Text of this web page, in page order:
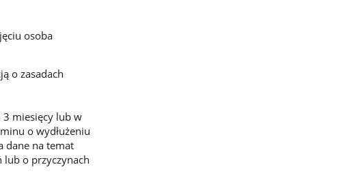
osoba
o zasadach
miesięcy lub w
o wydłużeniu
dane na temat
lub o przyczynach